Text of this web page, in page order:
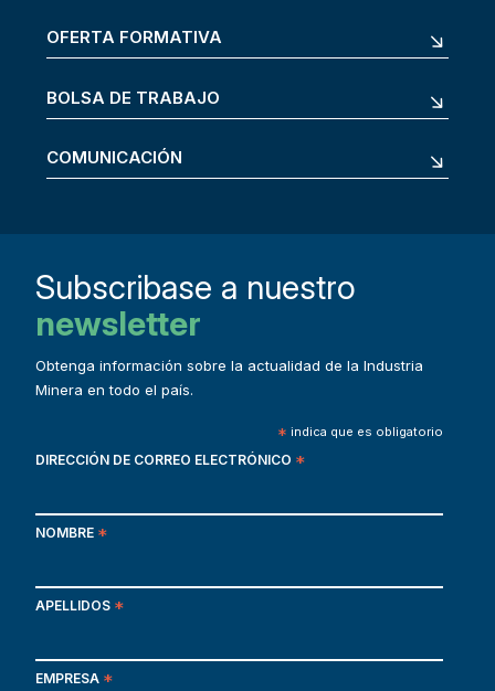
OFERTA FORMATIVA
BOLSA DE TRABAJO
COMUNICACIÓN
Subscribase a nuestro
newsletter
Obtenga información sobre la actualidad de la Industria
Minera en todo el país.
* indica que es obligatorio
DIRECCIÓN DE CORREO ELECTRÓNICO *
NOMBRE *
APELLIDOS *
EMPRESA *